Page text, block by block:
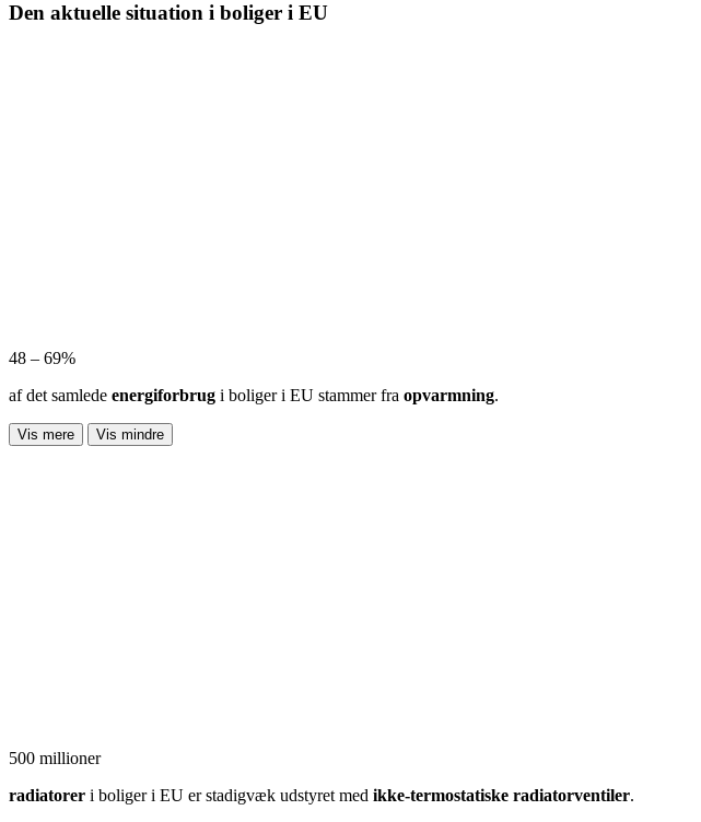
Den aktuelle situation i boliger i EU
48 – 69%
af det samlede energiforbrug i boliger i EU stammer fra opvarmning.
Vis mere Vis mindre
500 millioner
radiatorer i boliger i EU er stadigvæk udstyret med ikke-termostatiske radiatorventiler.